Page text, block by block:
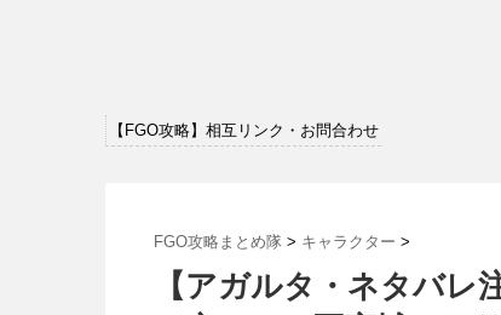
【FGO攻略】相互リンク・お問合わせ
FGO攻略まとめ隊 > キャラクター >
【アガルタ・ネタバレ